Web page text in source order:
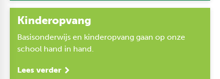
Kinderopvang
Basisonderwijs en kinderopvang gaan op onze
school hand in hand.
Lees verder